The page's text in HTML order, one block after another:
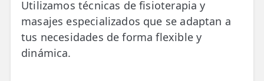
Utilizamos técnicas de fisioterapia y
masajes especializados que se adaptan a
tus necesidades de forma flexible y
dinámica.